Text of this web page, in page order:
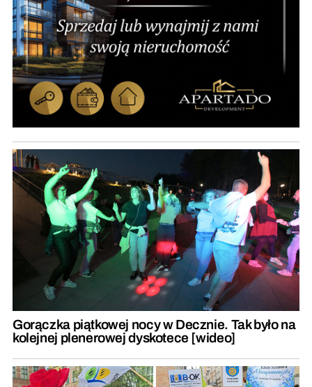
Gorączka piątkowej nocy w Decznie. Tak było na
kolejnej plenerowej dyskotece [wideo]